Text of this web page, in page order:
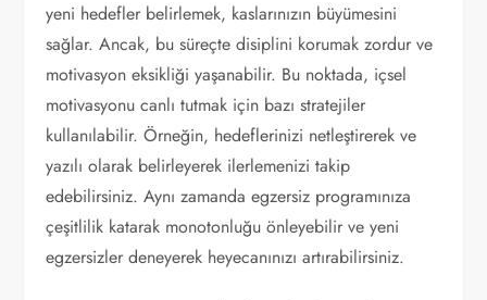
yeni hedefler belirlemek, kaslarınızın büyümesini
sağlar. Ancak, bu süreçte disiplini korumak zordur ve
motivasyon eksikliği yaşanabilir. Bu noktada, içsel
motivasyonu canlı tutmak için bazı stratejiler
kullanılabilir. Örneğin, hedeflerinizi netleştirerek ve
yazılı olarak belirleyerek ilerlemenizi takip
edebilirsiniz. Aynı zamanda egzersiz programınıza
çeşitlilik katarak monotonluğu önleyebilir ve yeni
egzersizler deneyerek heyecanınızı artırabilirsiniz.